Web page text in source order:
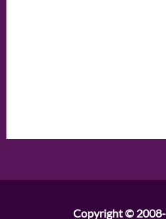
Copyright ©